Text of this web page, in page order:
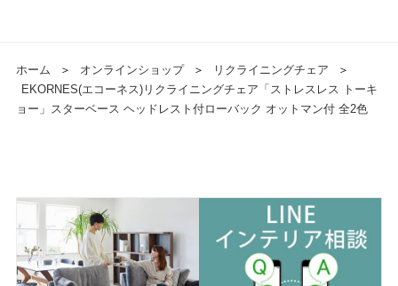
ホーム ＞ オンラインショップ ＞ リクライニングチェア
＞
EKORNES(エコーネス)リクライニングチェア「ストレスレス トーキ
ョー」スターベース ヘッドレスト付ローバック オットマン付 全2色